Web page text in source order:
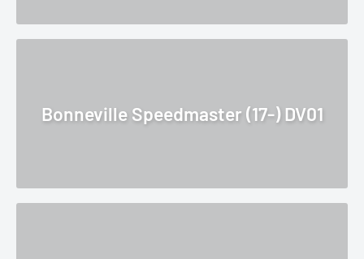
Bonneville Speedmaster (17-) DV01